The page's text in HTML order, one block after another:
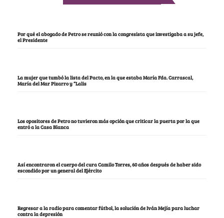
Por qué el abogado de Petro se reunió con la congresista que investigaba a su jefe,
el Presidente
La mujer que tumbó la lista del Pacto, en la que estaba María Fda. Carrascal,
María del Mar Pizarro y “Lalis
Los opositores de Petro no tuvieron más opción que criticar la puerta por la que
entró a la Casa Blanca
Así encontraron el cuerpo del cura Camilo Torres, 60 años después de haber sido
escondido por un general del Ejército
Regresar a la radio para comentar fútbol, la solución de Iván Mejía para luchar
contra la depresión